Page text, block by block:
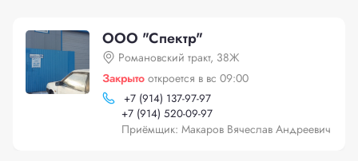
ООО "Спектр"
Романовский тракт, 38Ж
Закрыто откроется в вс 09:00
+7 (914) 137-97-97
+7 (914) 520-09-97
Приёмщик: Макаров Вячеслав Андреевич